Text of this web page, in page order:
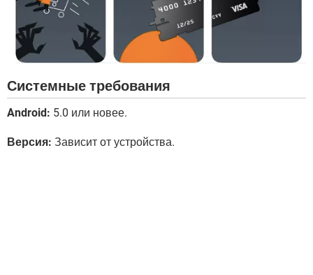
Системные требования
Android: 5.0 или новее.
Версия: Зависит от устройства.